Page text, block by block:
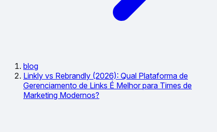
blog
Linkly vs Rebrandly (2026): Qual Plataforma de
Gerenciamento de Links É Melhor para Times de
Marketing Modernos?